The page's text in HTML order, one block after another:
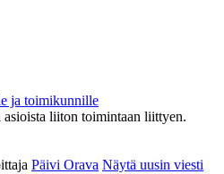
ja toimikunnille
liiton toimintaan liittyen.
Päivi Orava Näytä uusin viesti